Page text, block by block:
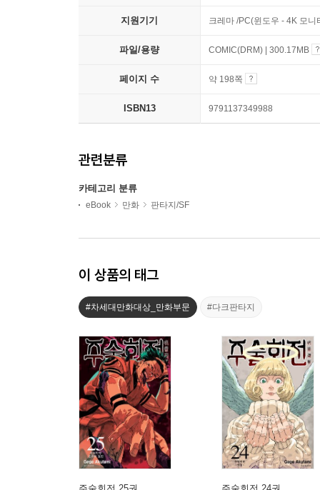
지원기기 크레마 /PC(윈도우 - 4K 모
파일/용량 COMIC(DRM) | 300.17MB
페이지 수 약 198쪽
ISBN13 9791137349988
관련분류
카테고리 분류
eBook 만화 판타지/SF
이 상품의 태그
#차세대만화대상_만화부문 #다크판타지